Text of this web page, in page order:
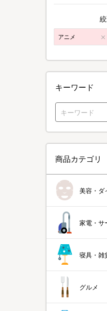
アニメ
キーワード
商品カテゴリ
美容・ダ
家電・サ
寝具・雑
グルメ